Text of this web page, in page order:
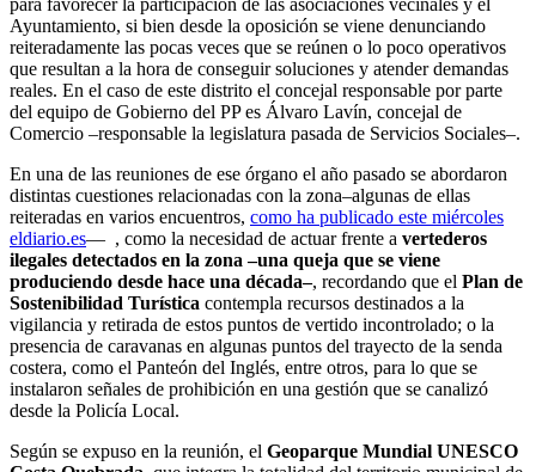
Ayuntamiento, si bien desde la oposición se viene denunciando
reiteradamente las pocas veces que se reúnen o lo poco operativos
que resultan a la hora de conseguir soluciones y atender demandas
reales. En el caso de este distrito el concejal responsable por parte
del equipo de Gobierno del PP es Álvaro Lavín, concejal de
Comercio –responsable la legislatura pasada de Servicios Sociales–.
En una de las reuniones de ese órgano el año pasado se abordaron
distintas cuestiones relacionadas con la zona–algunas de ellas
reiteradas en varios encuentros, como ha publicado este miércoles
eldiario.es— , como la necesidad de actuar frente a vertederos
ilegales detectados en la zona –una queja que se viene
produciendo desde hace una década–, recordando que el Plan de
Sostenibilidad Turística contempla recursos destinados a la
vigilancia y retirada de estos puntos de vertido incontrolado; o la
presencia de caravanas en algunas puntos del trayecto de la senda
costera, como el Panteón del Inglés, entre otros, para lo que se
instalaron señales de prohibición en una gestión que se canalizó
desde la Policía Local.
Según se expuso en la reunión, el Geoparque Mundial UNESCO